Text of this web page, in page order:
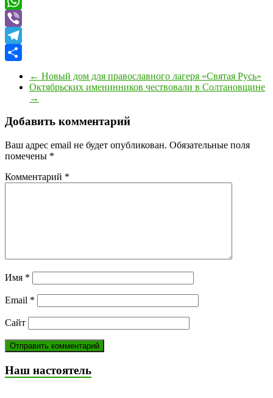
WhatsApp
Viber
Telegram
← Новый дом для православного лагеря «Святая Русь»
Октябрьских именинников чествовали в Солтановщине
→
Добавить комментарий
Ваш адрес email не будет опубликован. Обязательные поля
помечены *
Комментарий *
Имя *
Email *
Сайт
Наш настоятель